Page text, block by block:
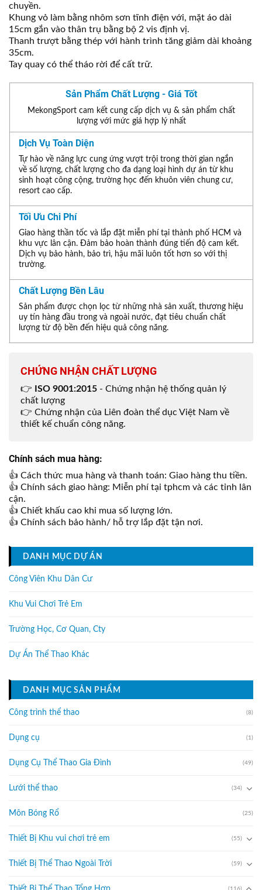
chuyền.
Khung vỏ làm bằng nhôm sơn tĩnh điện với, mặt áo dài
15cm gắn vào thân trụ bằng bộ 2 vis định vị.
Thanh trượt bằng thép với hành trình tăng giảm dài khoảng
35cm.
Tay quay có thể tháo rời để cất trữ.
Sản Phẩm Chất Lượng - Giá Tốt
MekongSport cam kết cung cấp dịch vụ & sản phẩm chất
lượng với mức giá hợp lý nhất
Dịch Vụ Toàn Diện
Tự hào về năng lực cung ứng vượt trội trong thời gian ngắn
về số lượng, chất lượng cho đa dạng loại hình dự án từ khu
sinh hoạt công cộng, trường học đến khuôn viên chung cư,
resort cao cấp.
Tối Ưu Chi Phí
Giao hàng thần tốc và lắp đặt miễn phí tại thành phố HCM và
khu vực lân cận. Đảm bảo hoàn thành đúng tiến độ cam kết.
Dịch vụ bảo hành, bảo trì, hậu mãi luôn tốt hơn so với thị
trường.
Chất Lượng Bền Lâu
Sản phẩm được chọn lọc từ những nhà sản xuất, thương hiệu
uy tín hàng đầu trong và ngoài nước, đạt tiêu chuẩn chất
lượng từ độ bền đến hiệu quả công năng.
CHỨNG NHẬN CHẤT LƯỢNG
👉 ISO 9001:2015 - Chứng nhận hệ thống quản lý
chất lượng
👉 Chứng nhận của Liên đoàn thể dục Việt Nam về
thiết kế chuẩn công năng.
Chính sách mua hàng:
👍 Cách thức mua hàng và thanh toán: Giao hàng thu tiền.
👍 Chính sách giao hàng: Miễn phí tại tphcm và các tỉnh lân
cận.
👍 Chiết khấu cao khi mua số lượng lớn.
👍 Chính sách bảo hành/ hỗ trợ lắp đặt tận nơi.
DANH MỤC DỰ ÁN
Công Viên Khu Dân Cư
Khu Vui Chơi Trẻ Em
Trường Học, Cơ Quan, Cty
Dự Án Thể Thao Khác
DANH MỤC SẢN PHẨM
Công trình thể thao (8)
Dụng cụ (1)
Dụng Cụ Thể Thao Gia Đình (49)
Lưới thể thao (34)
Môn Bóng Rổ (25)
Thiết Bị Khu vui chơi trẻ em (55)
Thiết Bị Thể Thao Ngoài Trời (59)
(116)